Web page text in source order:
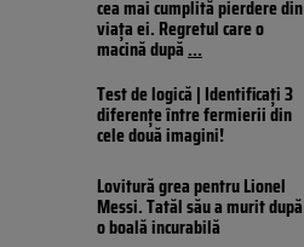
cea mai cumplită pierdere din
viața ei. Regretul care o
macină după...
Test de logică | Identificați 3
diferențe între fermierii din
cele două imagini!
Lovitură grea pentru Lionel
Messi. Tatăl său a murit după
o boală incurabilă